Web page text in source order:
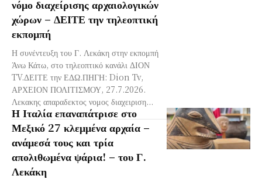
νόμο διαχείρισης αρχαιολογικών
χώρων – ΔΕΙΤΕ την τηλεοπτική
εκπομπή
Η συνέντευξη του Γ. Λεκάκη στην εκπομπή
Άνω Κάτω, στο τηλεοπτικό κανάλι ΔΙΟΝ
TV.ΔΕΙΤΕ την ΕΔΩ.ΠΗΓΗ: Dion Tv,
ΑΡΧΕΙΟΝ ΠΟΛΙΤΙΣΜΟΥ, 27.7.2026.
Λεκακης απαραδεκτος νομος διαχειριση...
Η Ιταλία επαναπάτρισε στο
Μεξικό 27 κλεμμένα αρχαία –
ανάμεσά τους και τρία
απολιθωμένα ψάρια! – του Γ.
Λεκάκη